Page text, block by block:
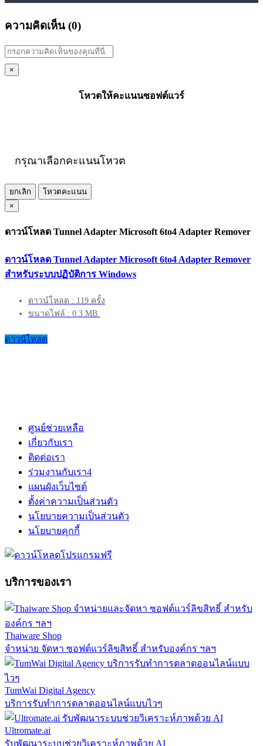
ความคิดเห็น (0)
×
โหวตให้คะแนนซอฟต์แวร์
กรุณาเลือกคะแนนโหวต
ยกเลิก
โหวตคะแนน
×
ดาวน์โหลด Tunnel Adapter Microsoft 6to4 Adapter Remover
ดาวน์โหลด Tunnel Adapter Microsoft 6to4 Adapter Remover
สำหรับระบบปฏิบัติการ Windows
ดาวน์โหลด : 119 ครั้ง
ขนาดไฟล์ : 0.3 MB.
ดาวน์โหลด
ศูนย์ช่วยเหลือ
เกี่ยวกับเรา
ติดต่อเรา
ร่วมงานกับเรา4
แผนผังเว็บไซต์
ตั้งค่าความเป็นส่วนตัว
นโยบายความเป็นส่วนตัว
นโยบายคุกกี้
บริการของเรา
Thaiware Shop
จำหน่าย จัดหา ซอฟต์แวร์ลิขสิทธิ์ สำหรับองค์กร ฯลฯ
TumWai Digital Agency
บริการรับทำการตลาดออนไลน์แบบไวๆ
Ultromate.ai
รับพัฒนาระบบช่วยวิเคราะห์ภาพด้วย AI